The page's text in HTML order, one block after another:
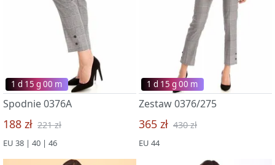
1 d 15 g 00 m
Spodnie 0376A
188 zł 221 zł
EU 38 | 40 | 46
1 d 15 g 00 m
Zestaw 0376/275
365 zł 430 zł
EU 44